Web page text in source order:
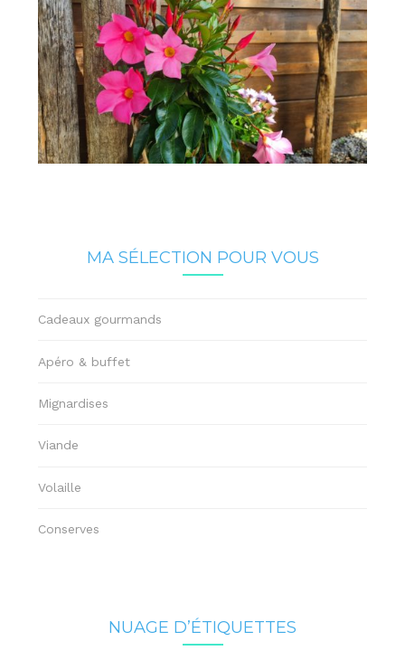
MA SÉLECTION POUR VOUS
Cadeaux gourmands
Apéro & buffet
Mignardises
Viande
Volaille
Conserves
NUAGE D’ÉTIQUETTES